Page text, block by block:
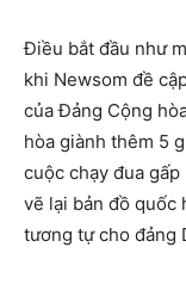
Điều bắt đầu như
khi Newsom đề
của Đảng Cộng
hòa giành thêm 5
cuộc chạy đua
vẽ lại bản đồ quốc
tương tự cho đảng